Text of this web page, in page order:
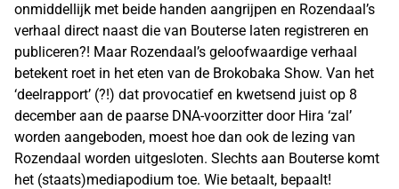
onmiddellijk met beide handen aangrijpen en Rozendaal’s
verhaal direct naast die van Bouterse laten registreren en
publiceren?! Maar Rozendaal’s geloofwaardige verhaal
betekent roet in het eten van de Brokobaka Show. Van het
‘deelrapport’ (?!) dat provocatief en kwetsend juist op 8
december aan de paarse DNA-voorzitter door Hira ‘zal’
worden aangeboden, moest hoe dan ook de lezing van
Rozendaal worden uitgesloten. Slechts aan Bouterse komt
het (staats)mediapodium toe. Wie betaalt, bepaalt!